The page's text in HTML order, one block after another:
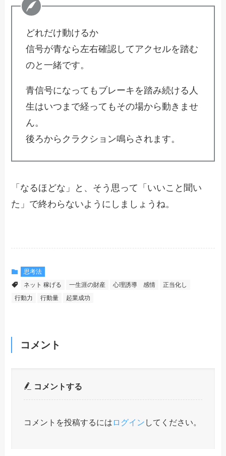
どれだけ動けるか
信号が青なら左右確認してアクセルを踏む
のと一緒です。
青信号になってもブレーキを踏み続ける人
生はいつまで経ってもその場から動きませ
ん。
後ろからクラクション鳴らされます。
「なるほどな」と、そう思って「いいこと聞い
た」で終わらないようにしましょうね。
思考法
ネット 稼げる
一生涯の財産 心理誘導 感情
正当化し
行動力
行動量 起業成功
コメント
コメントする
コメントを投稿するには ログイン してください。